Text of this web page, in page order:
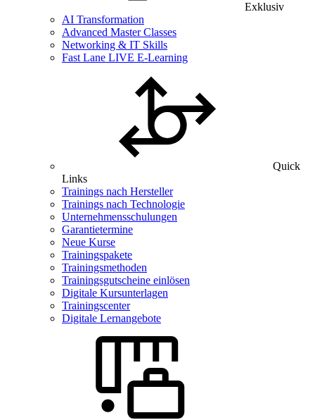
Exklusiv
AI Transformation
Advanced Master Classes
Networking & IT Skills
Fast Lane LIVE E-Learning
Quick
Links
Trainings nach Hersteller
Trainings nach Technologie
Unternehmensschulungen
Garantietermine
Neue Kurse
Trainingspakete
Trainingsmethoden
Trainingsgutscheine einlösen
Digitale Kursunterlagen
Trainingscenter
Digitale Lernangebote